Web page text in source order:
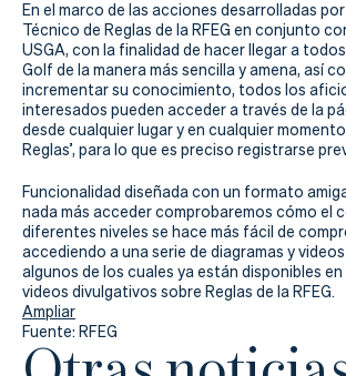
La
Federación
Federarse
Jugar
Aprender
Actualidad
Tienda
En el marco de las acciones desarrolladas
Técnico de Reglas de la RFEG en conjunto
USGA, con la finalidad de hacer llegar a
Golf de la manera más sencilla y amena, así
incrementar su conocimiento, todos los
interesados pueden acceder a través de la
desde cualquier lugar y en cualquier
Reglas’, para lo que es preciso registrarse
Funcionalidad diseñada con un formato
nada más acceder comprobaremos cómo el
diferentes niveles se hace más fácil de
accediendo a una serie de diagramas y
algunos de los cuales ya están disponibles
videos divulgativos sobre Reglas de la RFEG.
Ampliar
Fuente: RFEG